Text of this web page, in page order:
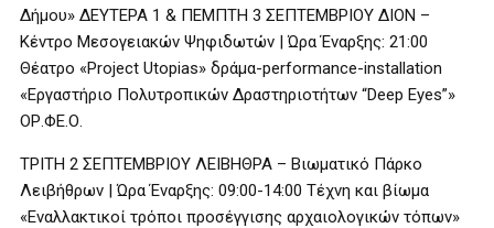
Δήμου» ΔΕΥΤΕΡΑ 1 & ΠΕΜΠΤΗ 3 ΣΕΠΤΕΜΒΡΙΟΥ ΔΙΟΝ –
Κέντρο Μεσογειακών Ψηφιδωτών | Ώρα Έναρξης: 21:00
Θέατρο «Project Utopias» δράμα-performance-installation
«Εργαστήριο Πολυτροπικών Δραστηριοτήτων “Deep Eyes”»
ΟΡ.ΦΕ.Ο.
ΤΡΙΤΗ 2 ΣΕΠΤΕΜΒΡΙΟΥ ΛΕΙΒΗΘΡΑ – Βιωματικό Πάρκο
Λειβήθρων | Ώρα Έναρξης: 09:00-14:00 Τέχνη και βίωμα
«Εναλλακτικοί τρόποι προσέγγισης αρχαιολογικών τόπων»